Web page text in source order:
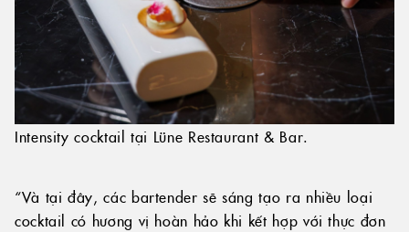
Intensity cocktail tại Lüne Restaurant & Bar.
“Và tại đây, các bartender sẽ sáng tạo ra nhiều loại
cocktail có hương vị hoàn hảo khi kết hợp với thực đơn